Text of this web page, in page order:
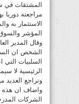
المشتقات في
مراجعته دوريا
الاستثمار به
المؤشر
وقال المدير
الشخص ان
السلبيات
وتراجع العديد
واضاف ان هذه
الشركات